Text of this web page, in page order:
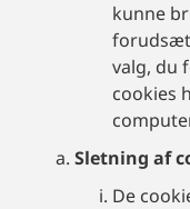
kunne
valg, du
cookies
Sletning af
De